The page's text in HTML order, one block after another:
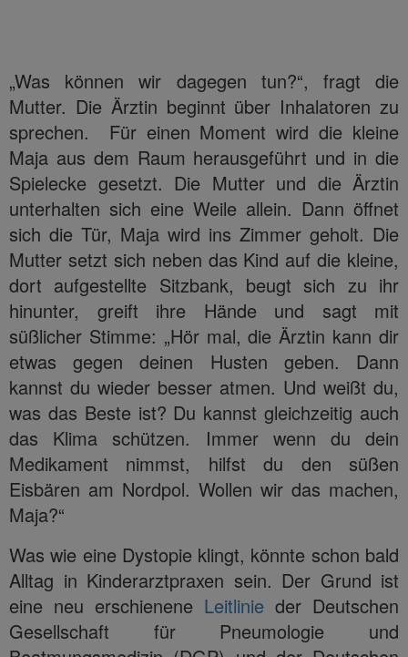
„Was können wir dagegen tun?“, fragt die
Mutter. Die Ärztin beginnt über Inhalatoren zu
sprechen. Für einen Moment wird die kleine
Maja aus dem Raum herausgeführt und in die
Spielecke gesetzt. Die Mutter und die Ärztin
unterhalten sich eine Weile allein. Dann öffnet
sich die Tür, Maja wird ins Zimmer geholt. Die
Mutter setzt sich neben das Kind auf die kleine,
dort aufgestellte Sitzbank, beugt sich zu ihr
hinunter, greift ihre Hände und sagt mit
süßlicher Stimme: „Hör mal, die Ärztin kann dir
etwas gegen deinen Husten geben. Dann
kannst du wieder besser atmen. Und weißt du,
was das Beste ist? Du kannst gleichzeitig auch
das Klima schützen. Immer wenn du dein
Medikament nimmst, hilfst du den süßen
Eisbären am Nordpol. Wollen wir das machen,
Maja?“
Was wie eine Dystopie klingt, könnte schon bald
Alltag in Kinderarztpraxen sein. Der Grund ist
eine neu erschienene Leitlinie der Deutschen
Gesellschaft für Pneumologie und